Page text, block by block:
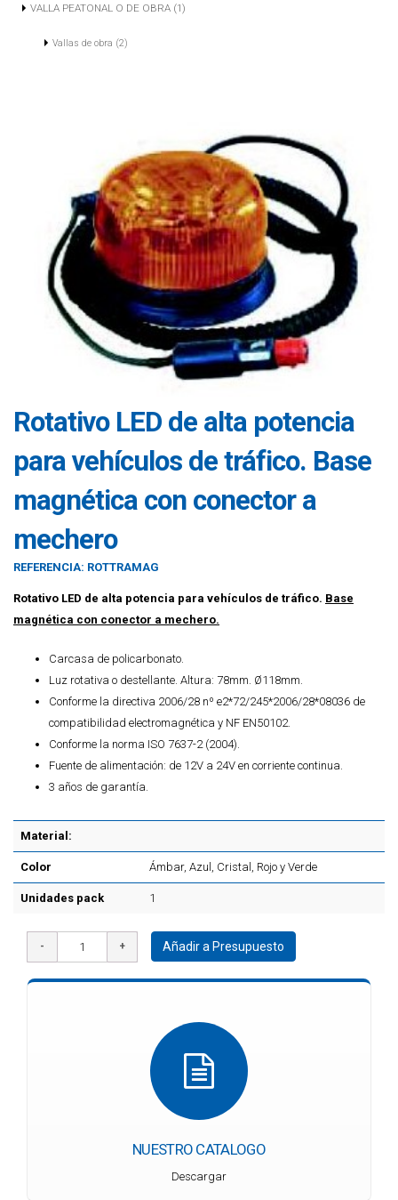
VALLA PEATONAL O DE OBRA (1)
Vallas de obra (2)
Rotativo LED de alta potencia
para vehículos de tráfico. Base
magnética con conector a
mechero
REFERENCIA: ROTTRAMAG
Rotativo LED de alta potencia para vehículos de tráfico. Base
magnética con conector a mechero.
Carcasa de policarbonato.
Luz rotativa o destellante. Altura: 78mm. Ø118mm.
Conforme la directiva 2006/28 nº e2*72/245*2006/28*08036 de
compatibilidad electromagnética y NF EN50102.
Conforme la norma ISO 7637-2 (2004).
Fuente de alimentación: de 12V a 24V en corriente continua.
3 años de garantía.
Material:
Color Ámbar, Azul, Cristal, Rojo y Verde
Unidades pack 1
Añadir a Presupuesto
NUESTRO CATALOGO
Descargar